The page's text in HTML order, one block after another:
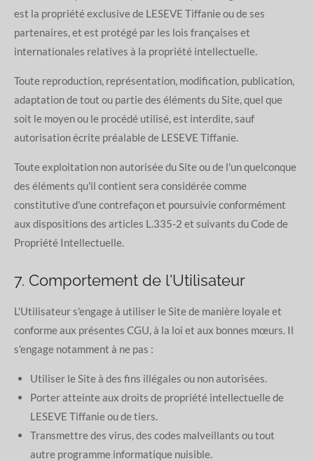
est la propriété exclusive de LESEVE Tiffanie ou de ses
partenaires, et est protégé par les lois françaises et
internationales relatives à la propriété intellectuelle.
Toute reproduction, représentation, modification, publication,
adaptation de tout ou partie des éléments du Site, quel que
soit le moyen ou le procédé utilisé, est interdite, sauf
autorisation écrite préalable de LESEVE Tiffanie.
Toute exploitation non autorisée du Site ou de l'un quelconque
des éléments qu'il contient sera considérée comme
constitutive d'une contrefaçon et poursuivie conformément
aux dispositions des articles L.335-2 et suivants du Code de
Propriété Intellectuelle.
7. Comportement de l'Utilisateur
L'Utilisateur s'engage à utiliser le Site de manière loyale et
conforme aux présentes CGU, à la loi et aux bonnes mœurs. Il
s'engage notamment à ne pas :
Utiliser le Site à des fins illégales ou non autorisées.
Porter atteinte aux droits de propriété intellectuelle de
LESEVE Tiffanie ou de tiers.
Transmettre des virus, des codes malveillants ou tout
autre programme informatique nuisible.